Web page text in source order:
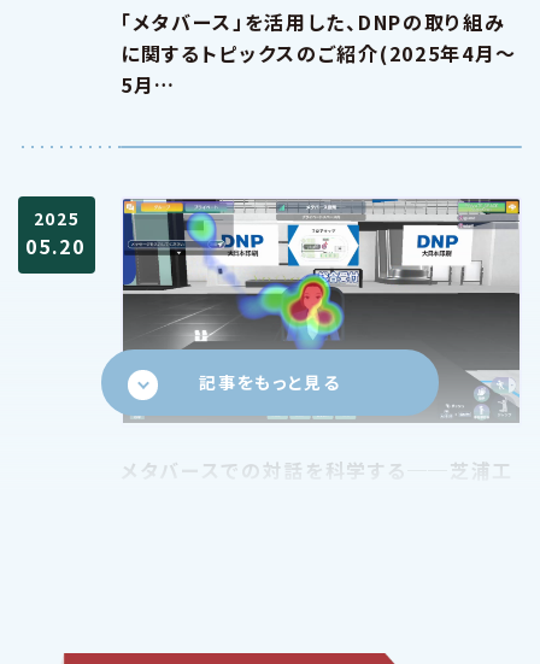
「メタバース」を活用した、DNPの取り組み
に関するトピックスのご紹介(2025年4月～
5月…
2025
05.20
メタバースでの対話を科学する──芝浦工
記事をもっと見る